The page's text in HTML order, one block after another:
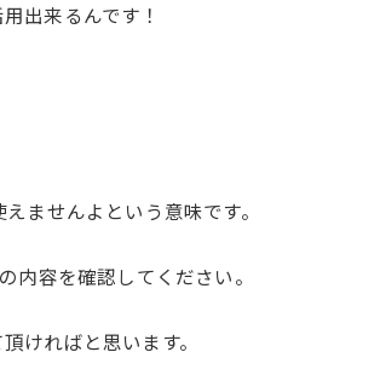
出来るんです！
ませんよという意味です。
容を確認してください。
ければと思います。